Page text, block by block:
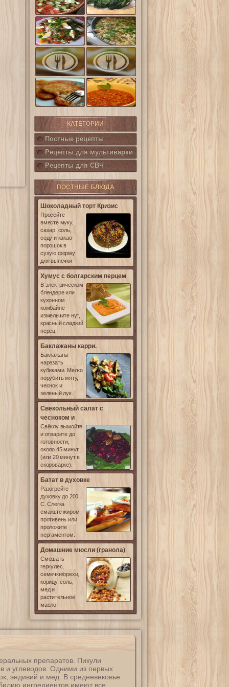
(Салат
Кампестре)
шпинат
Французский
салат Нисуаз
Ленивые
кабачки
Овощная
запеканка из
кабачков и
баклажанов
Салат из печени
трески с
каперсами
Картофельные
котлетки с
кукурузой
Горошница
КАТЕГОРИИ
Постные рецепты
Рецепты для мультиварки
Рецепты для СВЧ
ПОСТНЫЕ БЛЮДА
Шоколадный торт Кризис
Просейте
вместе муку,
сахар, соль,
соду и какао-
порошок в
сухую форму
для выпечки
Хумус с болгарским перцем
В электрическом
блендере или
кухонном
комбайне
измельчите нут,
красный сладкий
перец,
Баклажаны карри.
Баклажаны
нарезать
кубиками. Мелко
порубить мяту,
чеснок и
зеленый лук.
Свекольный салат с
чесноком и
Свёклу вымойте
и отварите до
готовности,
около 45 минут
(или 20 минут в
скороварке).
Батат в духовке
Разогрейте
духовку до 200
С. Слегка
смажьте жиром
противень или
проложите
пергаментом.
Домашние мюсли (гранола)
Смешать
геркулес,
семечки/орехи,
корицу, соль,
мед и
растительное
масло.
препаратов. Пикули
и углеводов. Одними из первых
эндивий и мед. В средневековье
ингредиентов имеют все